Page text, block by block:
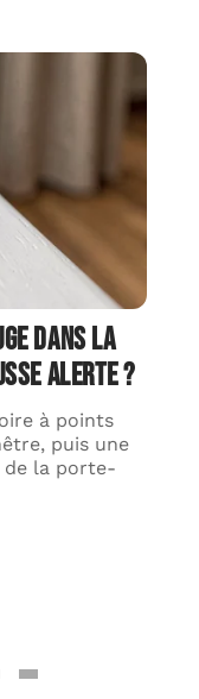
dans la
alerte ?
à points
puis une
de la porte-